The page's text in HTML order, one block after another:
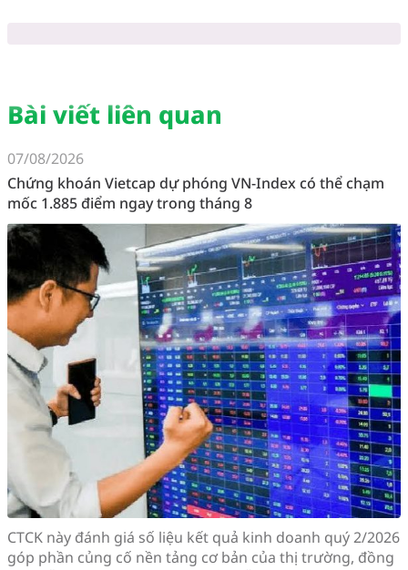
Bài viết liên quan
07/08/2026
Chứng khoán Vietcap dự phóng VN-Index có thể chạm
mốc 1.885 điểm ngay trong tháng 8
CTCK này đánh giá số liệu kết quả kinh doanh quý 2/2026
góp phần củng cố nền tảng cơ bản của thị trường, đồng